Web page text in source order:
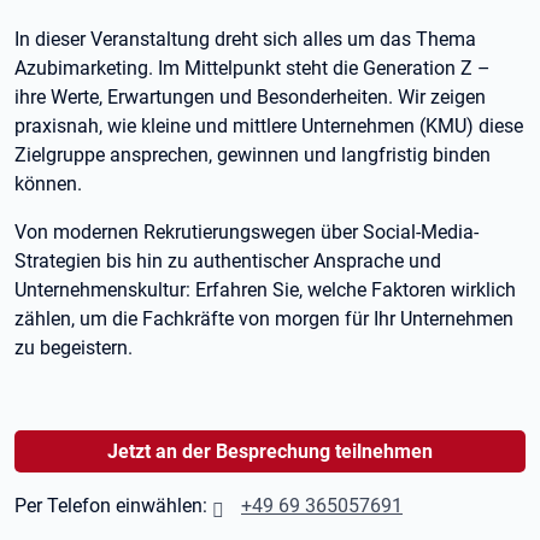
In dieser Veranstaltung dreht sich alles um das Thema
Azubimarketing. Im Mittelpunkt steht die Generation Z –
ihre Werte, Erwartungen und Besonderheiten. Wir zeigen
praxisnah, wie kleine und mittlere Unternehmen (KMU) diese
Zielgruppe ansprechen, gewinnen und langfristig binden
können.
Von modernen Rekrutierungswegen über Social-Media-
Strategien bis hin zu authentischer Ansprache und
Unternehmenskultur: Erfahren Sie, welche Faktoren wirklich
zählen, um die Fachkräfte von morgen für Ihr Unternehmen
zu begeistern.
Jetzt an der Besprechung teilnehmen
Per Telefon einwählen: +49 69 365057691